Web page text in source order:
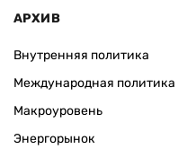
АРХИВ
Внутренняя политика
Международная политика
Макроуровень
Энергорынок